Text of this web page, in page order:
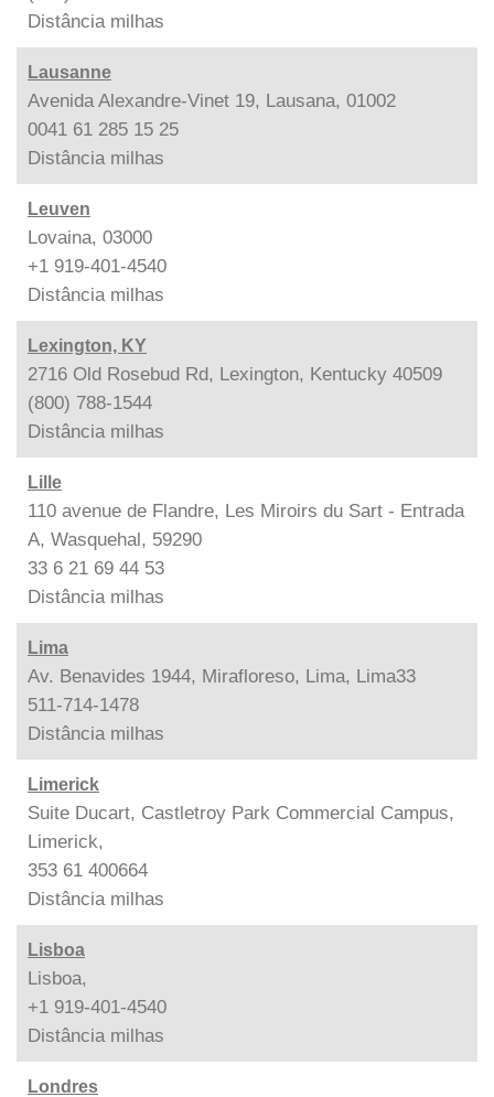
Distância milhas
Lausanne
Avenida Alexandre-Vinet 19, Lausana, 01002
0041 61 285 15 25
Distância milhas
Leuven
Lovaina, 03000
+1 919-401-4540
Distância milhas
Lexington, KY
2716 Old Rosebud Rd, Lexington, Kentucky 40509
(800) 788-1544
Distância milhas
Lille
110 avenue de Flandre, Les Miroirs du Sart - Entrada
A, Wasquehal, 59290
33 6 21 69 44 53
Distância milhas
Lima
Av. Benavides 1944, Mirafloreso, Lima, Lima33
511-714-1478
Distância milhas
Limerick
Suite Ducart, Castletroy Park Commercial Campus,
Limerick,
353 61 400664
Distância milhas
Lisboa
Lisboa,
+1 919-401-4540
Distância milhas
Londres